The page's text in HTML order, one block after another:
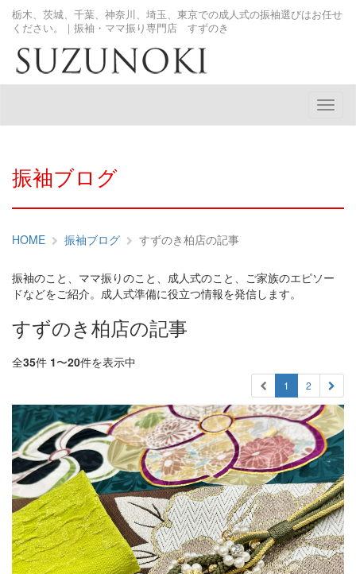
栃木、茨城、千葉、神奈川、埼玉、東京での成人式の振袖選びはお任せ
ください。｜振袖・ママ振り専門店 すずのき
メ
ニ
振袖ブログ
HOME 振袖ブログ すずのき柏店の記事
振袖のこと、ママ振りのこと、成人式のこと、ご家族のエピソー
ドなどをご紹介。成人式準備に役立つ情報を発信します。
すずのき柏店の記事
全35件 1〜20件を表示中
1 2